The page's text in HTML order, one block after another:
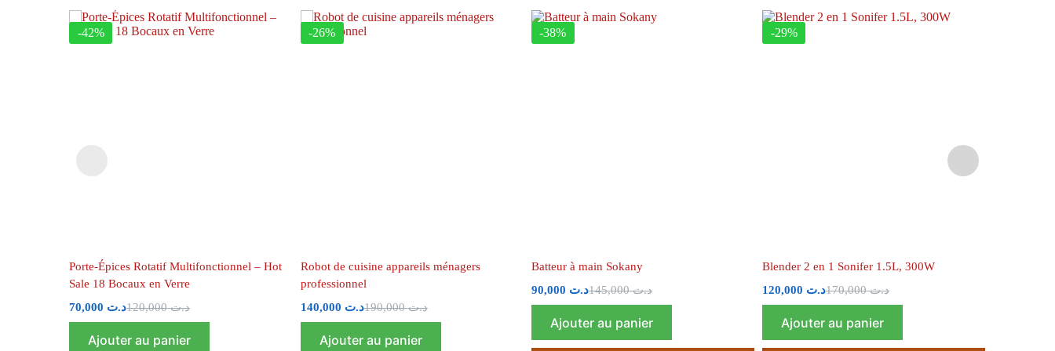
-42%
Porte-Épices Rotatif Multifonctionnel – Hot
Sale 18 Bocaux en Verre
د.ت120,000 د.ت
Ajouter au panier
-26%
Robot de cuisine appareils ménagers
professionnel
د.ت190,000 د.ت
Ajouter au panier
-38%
Batteur à main Sokany
د.ت145,000 د.ت
Ajouter au panier
-29%
Blender 2 en 1 Sonifer 1.5L, 300W
د.ت170,000 د.ت
Ajouter au panier